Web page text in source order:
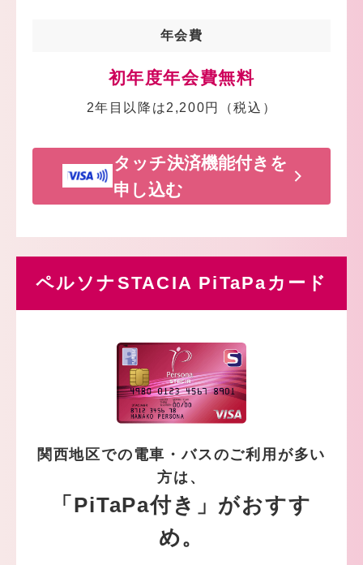
タッチ決済機能付きを
申し込む
年会費
初年度年会費無料
2年目以降は2,200円（税込）
ペルソナSTACIA PiTaPaカード
関西地区での電車・バスのご利用が多い
方は、
「PiTaPa付き」がおすす
め。